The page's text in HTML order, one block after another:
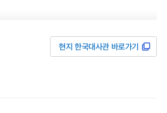
현지 한국대사관 바로가기